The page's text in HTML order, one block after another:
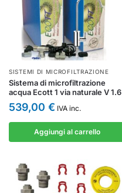
SISTEMI DI MICROFILTRAZIONE
Sistema di microfiltrazione
acqua Ecott 1 via naturale V 1.6
539,00 € IVA inc.
Aggiungi al carrello